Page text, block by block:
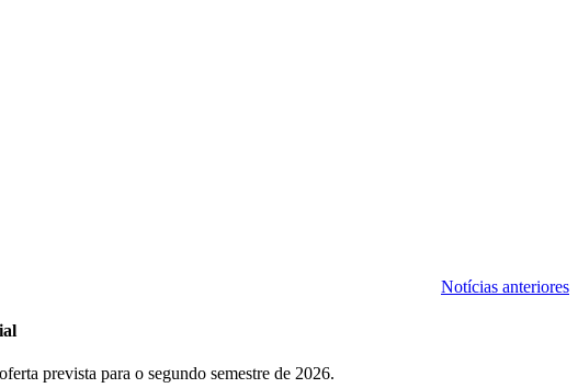
Notícias anteriores
prevista para o segundo semestre de 2026.